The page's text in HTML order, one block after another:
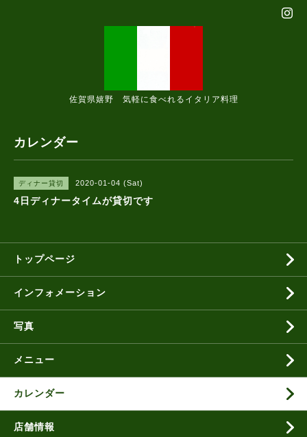
佐賀県嬉野 気軽に食べれるイタリア料理
カレンダー
ディナー貸切 2020-01-04 (Sat)
4日ディナータイムが貸切です
トップページ
インフォメーション
写真
メニュー
カレンダー
店舗情報